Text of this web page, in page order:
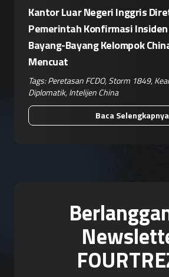
Kantor Luar Negeri Inggris
Pemerintah Konfirmasi
Bayang-Bayang Kelompok
Mencuat
Tags:Peretasan FCDO,Storm 1849,
Diplomatik,Intelijen China
Baca Selengkapnya